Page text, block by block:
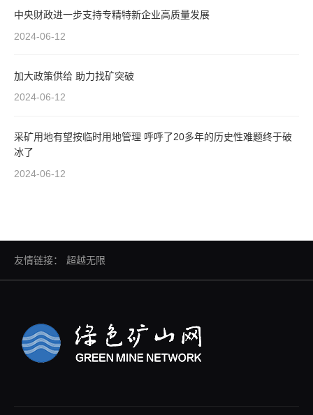
中央财政进一步支持专精特新企业高质量发展
2024-06-12
加大政策供给 助力找矿突破
2024-06-12
采矿用地有望按临时用地管理 呼呼了20多年的历史性难题终于破
冰了
2024-06-12
友情链接： 超越无限